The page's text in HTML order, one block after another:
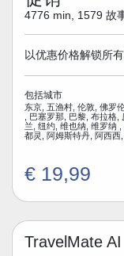
4776 min, 1579 故
以优惠价格解锁所
包括城市
东京, 五渔村, 伦敦, 佛罗
, 巴塞罗那, 巴黎, 布拉格
兰, 纽约, 维也纳, 维罗纳
都灵, 阿姆斯特丹, 阿西西
€ 19,99
TravelMate